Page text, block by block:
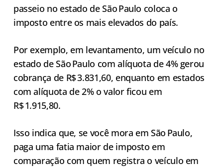
passeio no estado de São Paulo coloca o
imposto entre os mais elevados do país.
Por exemplo, em levantamento, um veículo no
estado de São Paulo com alíquota de 4% gerou
cobrança de R$ 3.831,60, enquanto em estados
com alíquota de 2% o valor ficou em
R$ 1.915,80.
Isso indica que, se você mora em São Paulo,
paga uma fatia maior de imposto em
comparação com quem registra o veículo em